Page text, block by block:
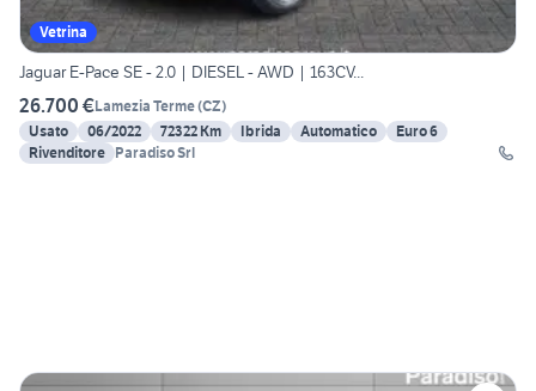
Vetrina
Jaguar E-Pace SE - 2.0 | DIESEL - AWD | 163CV...
26.700 €Lamezia Terme(CZ)
Usato
06/2022 72322 Km Ibrida Automatico
Euro 6
Rivenditore Paradiso Srl